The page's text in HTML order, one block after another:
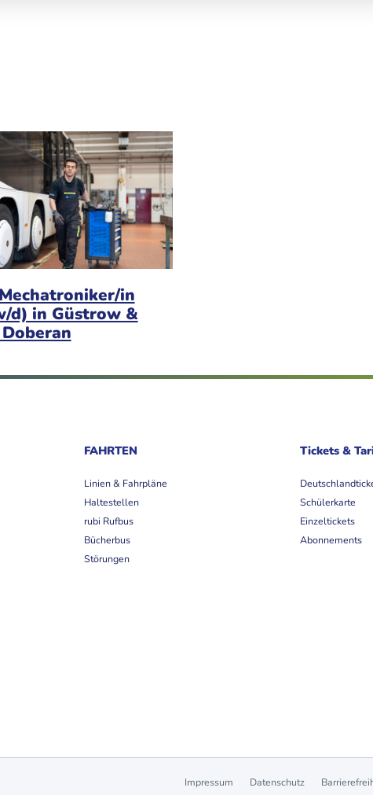
in
d) in Güstrow &
FAHRTEN
Linien & Fahrpläne
Haltestellen
rubi Rufbus
Bücherbus
Störungen
Tickets &
Schülerkarte
Einzeltickets
Abonnements
Impressum Datenschutz